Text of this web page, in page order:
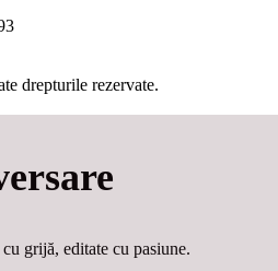
drepturile rezervate.
grijă, editate cu pasiune.